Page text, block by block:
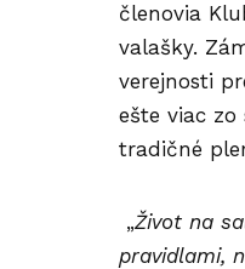
členovia
valašky.
verejnosti
ešte viac
tradičné
„Život na
pravidlami,